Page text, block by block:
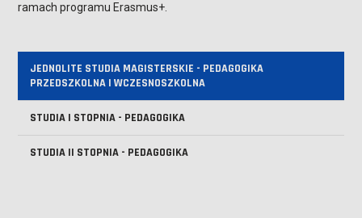
JEDNOLITE STUDIA MAGISTERSKIE - PEDAGOGIKA
PRZEDSZKOLNA I WCZESNOSZKOLNA
STUDIA I STOPNIA - PEDAGOGIKA
STUDIA II STOPNIA - PEDAGOGIKA
ramach programu Erasmus+.